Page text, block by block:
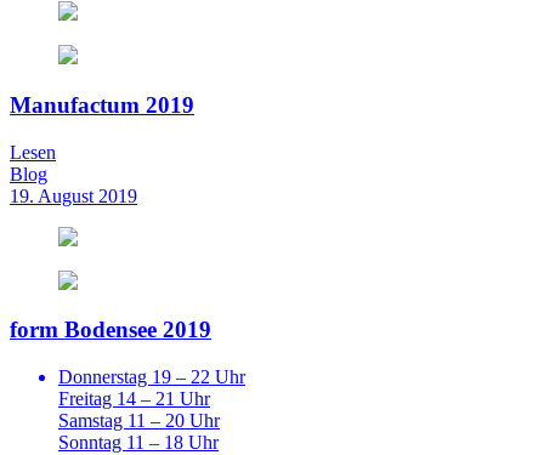
Manufactum 2019
Lesen
Blog
19. August 2019
form Bodensee 2019
Donnerstag 19 – 22 Uhr
Freitag 14 – 21 Uhr
Samstag 11 – 20 Uhr
Sonntag 11 – 18 Uhr